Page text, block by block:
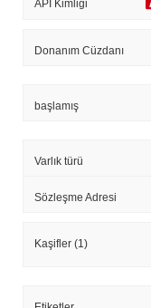
API Kimliği
Donanım Cüzdanı
başlamış
Varlık türü
Sözleşme Adresi
Kaşifler (1)